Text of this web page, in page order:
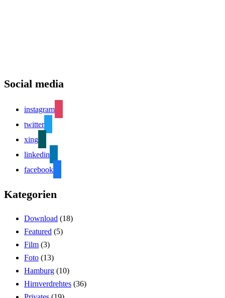
Social media
instagram
twitter
xing
linkedin
facebook
Kategorien
Download (18)
Featured (5)
Film (3)
Foto (13)
Hamburg (10)
Hirnverdrehtes (36)